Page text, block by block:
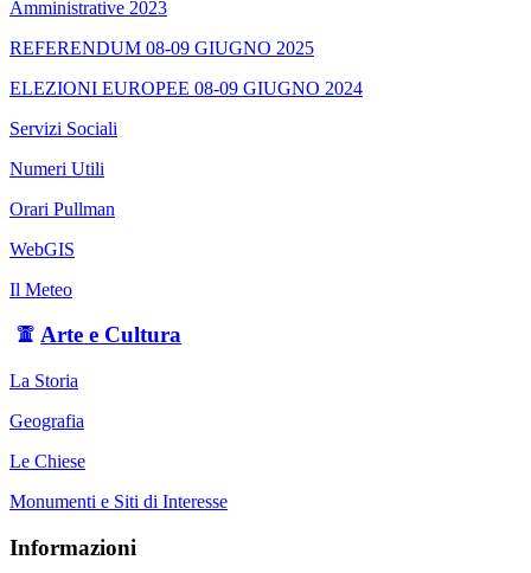
Amministrative 2023
REFERENDUM 08-09 GIUGNO 2025
ELEZIONI EUROPEE 08-09 GIUGNO 2024
Servizi Sociali
Numeri Utili
Orari Pullman
WebGIS
Il Meteo
Arte e Cultura
La Storia
Geografia
Le Chiese
Monumenti e Siti di Interesse
Informazioni